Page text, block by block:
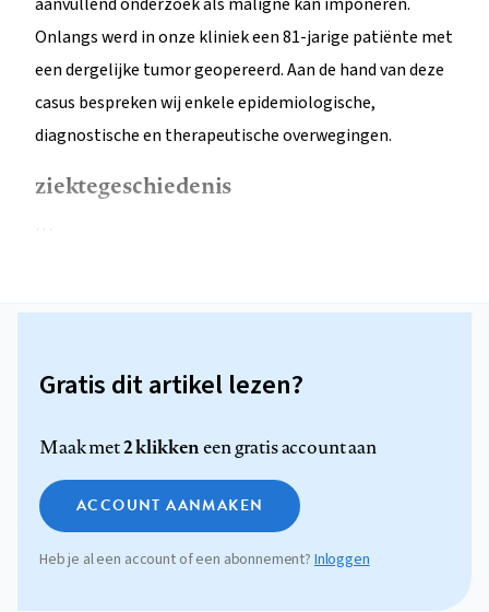
Onlangs werd in onze kliniek een 81-jarige patiënte met
een dergelijke tumor geopereerd. Aan de hand van deze
casus bespreken wij enkele epidemiologische,
diagnostische en therapeutische overwegingen.
ziektegeschiedenis
…
Gratis dit artikel lezen?
Maak met2 klikkeneen gratis account aan
ACCOUNT AANMAKEN
Heb je al een account of een abonnement? Inloggen